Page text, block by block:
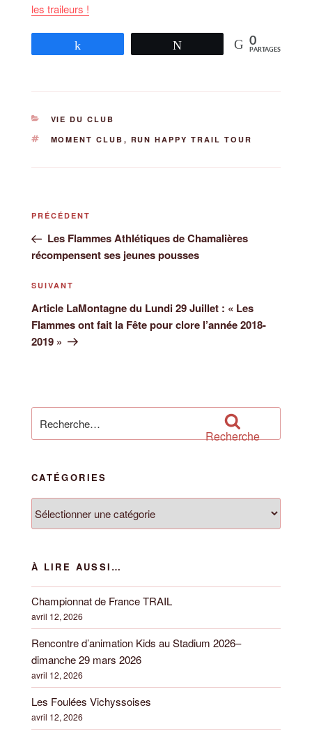
les traileurs !
0
PARTAGES
CATÉGORIES
VIE DU CLUB
ÉTIQUETTES
MOMENT CLUB , RUN HAPPY TRAIL TOUR
Navigation
l’article
Article
précédent
PRÉCÉDENT
Les Flammes Athlétiques de Chamalières
récompensent ses jeunes pousses
Article
suivant
SUIVANT
Article LaMontagne du Lundi 29 Juillet : « Les
Flammes ont fait la Fête pour clore l’année 2018-
2019 »
pour
Recherche
CATÉGORIES
À LIRE AUSSI…
Championnat de France TRAIL
avril 12, 2026
Rencontre d’animation Kids au Stadium 2026–
dimanche 29 mars 2026
avril 12, 2026
Les Foulées Vichyssoises
avril 12, 2026